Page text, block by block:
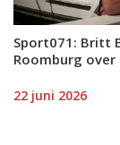
Sport071: Britt
Roomburg over
22 juni 2026